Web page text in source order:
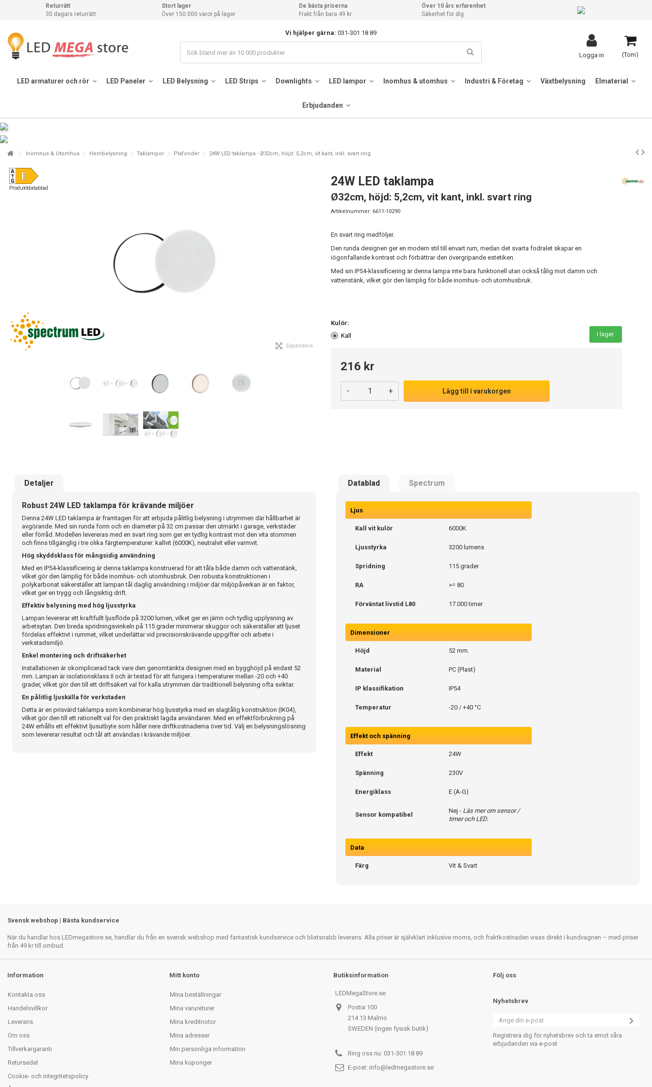
Returrätt
30 dagars returrätt
Stort lager
Över 150.000 varor på lager
De bästa priserna
Frakt från bara 49 kr.
Över 10 års erfarenhet
Säkerhet för dig
Vi hjälper gärna: 031-301 18 89
(Tom)
Logga in
LED armaturer och rör LED Paneler LED Belysning LED Strips Downlights LED lampor Inomhus & utomhus Industri & Företag Växtbelysning Elmaterial
Erbjudanden
Inomhus & Utomhus Hembelysning Taklampor Plafonder 24W LED taklampa - Ø32cm, höjd: 5,2cm, vit kant, inkl. svart ring
Produktdatablad
Expandera
24W LED taklampa
Ø32cm, höjd: 5,2cm, vit kant, inkl. svart ring
Artikelnummer: 6611-10290
En svart ring medföljer.
Den runda designen ger en modern stil till envart rum, medan det svarta fodralet skapar en
iögonfallande kontrast och förbättrar den övergripande estetiken.
Med sin IP54-klassificering är denna lampa inte bara funktionell utan också tålig mot damm och
vattenstänk, vilket gör den lämplig för både inomhus- och utomhusbruk.
Kulör:
Kall
I lager.
216 kr
- + Lägg till i varukorgen
Detaljer Datablad Spectrum
Robust 24W LED taklampa för krävande miljöer
Denna 24W LED taklampa är framtagen för att erbjuda pålitlig belysning i utrymmen där hållbarhet är
avgörande. Med sin runda form och en diameter på 32 cm passar den utmärkt i garage, verkstäder
eller förråd. Modellen levereras med en svart ring som ger en tydlig kontrast mot den vita stommen
och finns tillgänglig i tre olika färgtemperaturer: kallvit (6000K), neutralvit eller varmvit.
Hög skyddsklass för mångsidig användning
Med en IP54-klassificering är denna taklampa konstruerad för att tåla både damm och vattenstänk,
vilket gör den lämplig för både inomhus- och utomhusbruk. Den robusta konstruktionen i
polykarbonat säkerställer att lampan tål daglig användning i miljöer där miljöpåverkan är en faktor,
vilket ger en trygg och långsiktig drift.
Effektiv belysning med hög ljusstyrka
Lampan levererar ett kraftfullt ljusflöde på 3200 lumen, vilket ger en jämn och tydlig upplysning av
arbetsytan. Den breda spridningsvinkeln på 115 grader minimerar skuggor och säkerställer att ljuset
fördelas effektivt i rummet, vilket underlättar vid precisionskrävande uppgifter och arbete i
verkstadsmiljö.
Enkel montering och driftsäkerhet
Installationen är okomplicerad tack vare den genomtänkta designen med en bygghöjd på endast 52
mm. Lampan är isolationsklass II och är testad för att fungera i temperaturer mellan -20 och +40
grader, vilket gör den till ett driftsäkert val för kalla utrymmen där traditionell belysning ofta sviktar.
En pålitlig ljuskälla för verkstaden
Detta är en prisvärd taklampa som kombinerar hög ljusstyrka med en slagtålig konstruktion (IK04),
vilket gör den till ett rationellt val för den praktiskt lagda användaren. Med en effektförbrukning på
24W erhålls ett effektivt ljusutbyte som håller nere driftkostnaderna över tid. Välj en belysningslösning
som levererar resultat och tål att användas i krävande miljöer.
Ljus
Kall vit kulör 6000K
Ljusstyrka 3200 lumens
Spridning 115 grader
RA >= 80
Förväntat livstid L80 17.000 timer
Dimensioner
Höjd 52 mm.
Material PC (Plast)
IP klassifikation IP54
Temperatur -20 / +40 °C
Effekt och spänning
Effekt 24W
Spänning 230V
Energiklass E (A-G)
Sensor kompatibel
Nej - Läs mer om sensor /
timer och LED.
Data
Färg Vit & Svart
Svensk webshop | Bästa kundservice
När du handlar hos LEDmegastore.se, handlar du från en svensk webshop med fantastisk kundservice och blixtsnabb leverans. Alla priser är självklart inklusive moms, och fraktkostnaden visas direkt i kundvagnen – med priser
från 49 kr till ombud.
Information
Kontakta oss
Handelsvillkor
Leverans
Om oss
Tillverkargaranti
Retursedel
Cookie- och integritetspolicy
Mitt konto
Mina beställningar
Mina varureturer
Mina kreditnotor
Mina adresser
Min personliga information
Mina kuponger
Butiksinformation
LEDMegaStore.se
Postia 100
214 13 Malmö
SWEDEN (ingen fysisk butik)
Ring oss nu: 031-301 18 89
E-post: info@ledmegastore.se
Följ oss
Nyhetsbrev
Registrera dig för nyhetsbrev och ta emot våra
erbjudanden via e-post